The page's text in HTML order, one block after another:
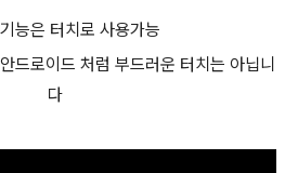
능은 터치로 사용가능
드로이드 처럼 부드러운 터치는 아닙니
다